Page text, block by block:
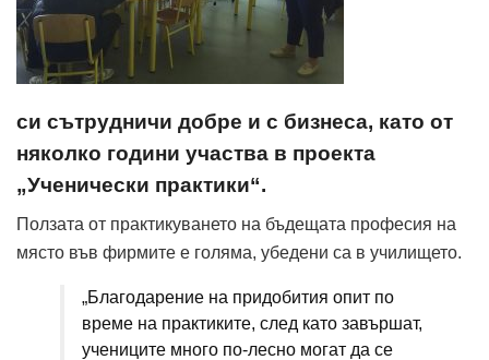
си сътрудничи добре и с бизнеса, като от
няколко години участва в проекта
„Ученически практики“.
Ползата от практикуването на бъдещата професия на
място във фирмите е голяма, убедени са в училището.
„Благодарение на придобития опит по
време на практиките, след като завършат,
учениците много по-лесно могат да се